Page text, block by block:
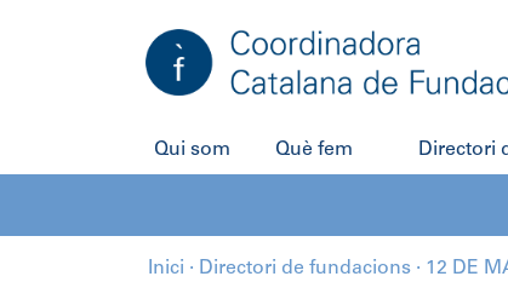
Qui som Què fem Directori
Inici · Directori de fundacions · 12 DE